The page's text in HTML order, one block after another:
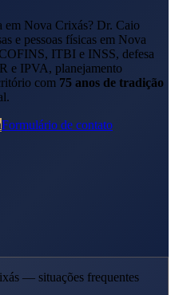
em Nova Crixás? Dr. Caio
e pessoas físicas em Nova
ITBI e INSS, defesa
e IPVA, planejamento
com 75 anos de tradição
Formulário de contato
— situações frequentes